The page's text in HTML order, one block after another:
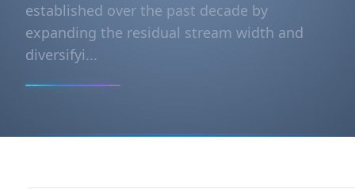
established over the past decade by
expanding the residual stream width and
diversifyi...